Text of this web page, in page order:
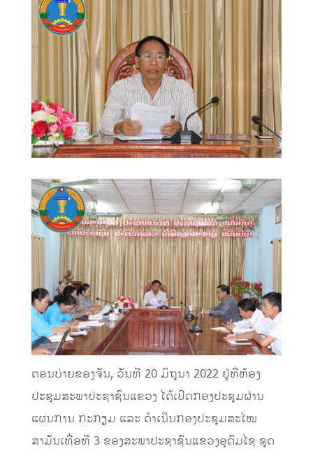
ຕອນບ່າຍຂອງຈັນ, ວັນທີ 20 ມິຖຸນາ 2022 ຢູ່ທີ່ຫ້ອງ
ປະຊຸມສະພາປະຊາຊົນແຂວງ ໄດ້ເປີດກອງປະຊຸມຜ່ານ
ແຜນການ ກະກຽມ ແລະ ດຳເນີນກອງປະຊຸມສະໄໝ
ສາມັນເທື່ອທີ 3 ຂອງສະພາປະຊາຊົນແຂວງອຸດົມໄຊ ຊຸດ